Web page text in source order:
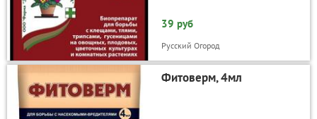
39 руб
Русский Огород
Фитоверм, 4мл